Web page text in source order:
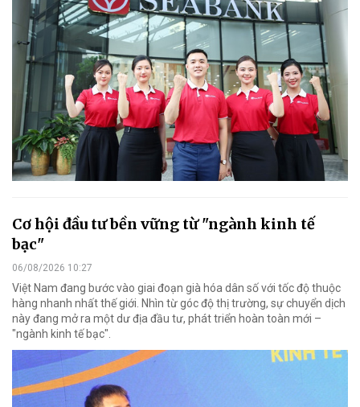
Cơ hội đầu tư bền vững từ "ngành kinh tế
bạc"
06/08/2026 10:27
Việt Nam đang bước vào giai đoạn già hóa dân số với tốc độ thuộc
hàng nhanh nhất thế giới. Nhìn từ góc độ thị trường, sự chuyển dịch
này đang mở ra một dư địa đầu tư, phát triển hoàn toàn mới –
"ngành kinh tế bạc".